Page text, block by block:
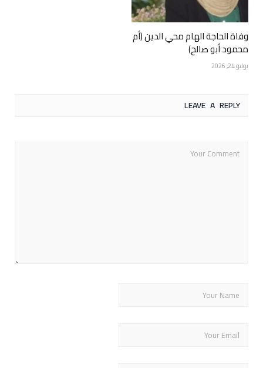
وفاة الحاجة الهام محي الدين (أم
محمود أبو صالح)
يوليو 24, 2026
LEAVE A REPLY